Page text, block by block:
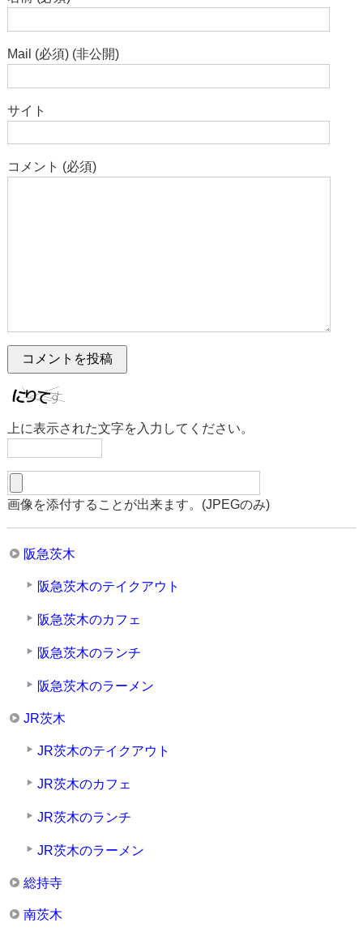
Mail (必須) (非公開)
サイト
コメント (必須)
上に表示された文字を入力してください。
画像を添付することが出来ます。(JPEGのみ)
阪急茨木
阪急茨木のテイクアウト
阪急茨木のカフェ
阪急茨木のランチ
阪急茨木のラーメン
JR茨木
JR茨木のテイクアウト
JR茨木のカフェ
JR茨木のランチ
JR茨木のラーメン
総持寺
南茨木